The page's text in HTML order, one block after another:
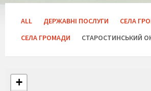
ALL ДЕРЖАВНІ ПОСЛУГИ
СЕЛА
СЕЛА ГРОМАДИ
СТАРОСТИНСЬКИЙ
+